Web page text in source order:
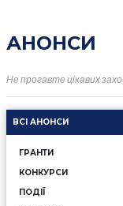
АНОНСИ
Не прогавте цікавих
ВСІ АНОНСИ
ГРАНТИ
КОНКУРСИ
ПОДІЇ